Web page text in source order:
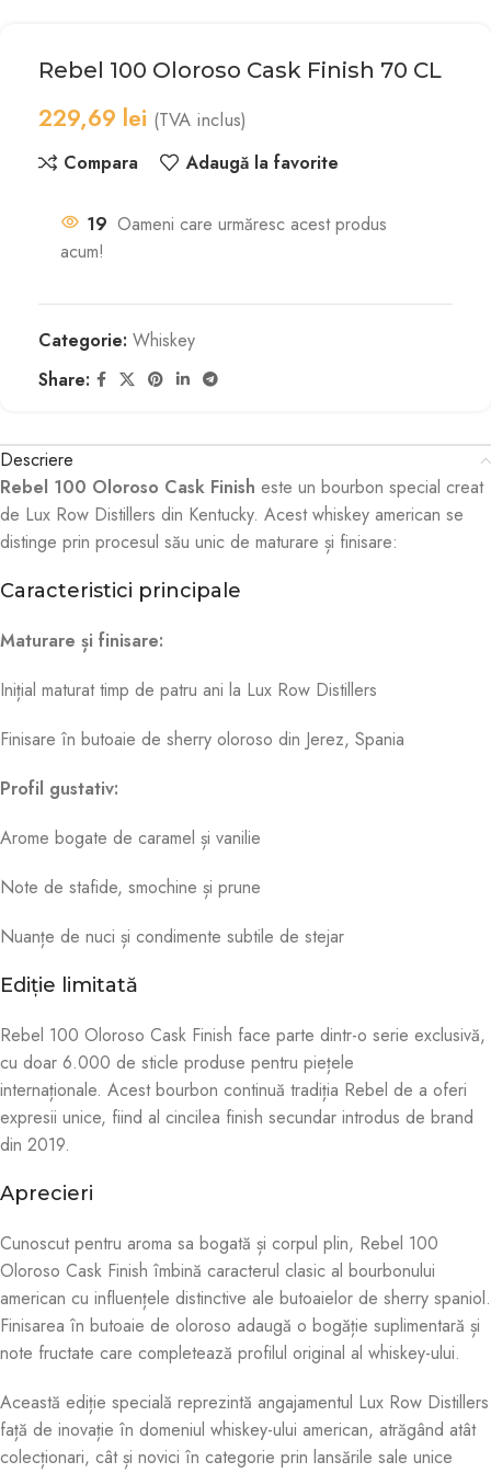
Rebel 100 Oloroso Cask Finish 70 CL
229,69 lei (TVA inclus)
Compara Adaugă la favorite
19 Oameni care urmăresc acest produs
acum!
Categorie: Whiskey
Share:
Descriere
Rebel 100 Oloroso Cask Finish este un bourbon special creat
de Lux Row Distillers din Kentucky. Acest whiskey american se
distinge prin procesul său unic de maturare și finisare:
Caracteristici principale
Maturare și finisare:
Inițial maturat timp de patru ani la Lux Row Distillers
Finisare în butoaie de sherry oloroso din Jerez, Spania
Profil gustativ:
Arome bogate de caramel și vanilie
Note de stafide, smochine și prune
Nuanțe de nuci și condimente subtile de stejar
Ediție limitată
Rebel 100 Oloroso Cask Finish face parte dintr-o serie exclusivă,
cu doar 6.000 de sticle produse pentru piețele
internaționale. Acest bourbon continuă tradiția Rebel de a oferi
expresii unice, fiind al cincilea finish secundar introdus de brand
din 2019.
Aprecieri
Cunoscut pentru aroma sa bogată și corpul plin, Rebel 100
Oloroso Cask Finish îmbină caracterul clasic al bourbonului
american cu influențele distinctive ale butoaielor de sherry spaniol.
Finisarea în butoaie de oloroso adaugă o bogăție suplimentară și
note fructate care completează profilul original al whiskey-ului.
Această ediție specială reprezintă angajamentul Lux Row Distillers
față de inovație în domeniul whiskey-ului american, atrăgând atât
colecționari, cât și novici în categorie prin lansările sale unice